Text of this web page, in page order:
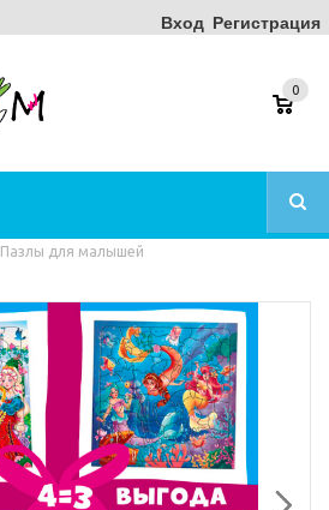
Вход Регистрация
0
Пазлы для малышей